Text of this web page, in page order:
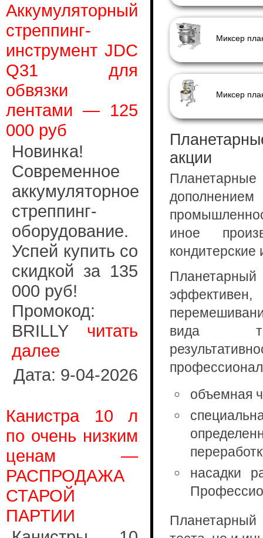
Аккумуляторный
стреппинг-
инструмент JDC
Q31 для
обвязки
лентами — 125
000 руб
Новинка!
Современное
аккумуляторное
стреппинг-
оборудование.
Успей купить со
скидкой за 135
000 руб!
Промокод:
BRILLY читать
далее
Дата: 9-04-2026
Канистра 10 л
по очень низким
ценам —
РАСПРОДАЖА
СТАРОЙ
ПАРТИИ
акции
иное
кондитерские
вида
объемная
насадки
Планетарный